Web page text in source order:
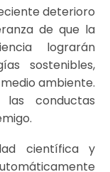
deterioro
de que la
lograrán
sostenibles,
ambiente.
conductas
científica y